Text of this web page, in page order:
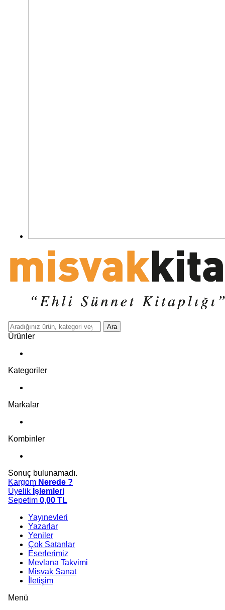
Ara
Ürünler
Kategoriler
Markalar
Kombinler
Sonuç bulunamadı.
Kargom Nerede ?
Üyelik İşlemleri
Sepetim 0,00 TL
Yayınevleri
Yazarlar
Yeniler
Çok Satanlar
Eserlerimiz
Mevlana Takvimi
Misvak Sanat
İletişim
Menü